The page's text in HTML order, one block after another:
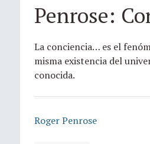
Penrose:
La conciencia… es el
misma existencia del
conocida.
Roger Penrose